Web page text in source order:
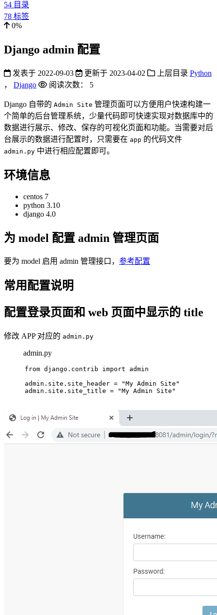
54 目录
78 标签
0%
Django admin 配置
发表于 2022-09-03 更新于 2023-04-02 上层目录 Python
， Django 阅读次数： 5
Django 自带的 Admin Site 管理页面可以方便用户快速构建一
个简单的后台管理系统，少量代码即可快速实现对数据库中的
数据进行展示、修改、保存的可视化页面和功能。当需要对后
台展示的数据进行配置时，只需要在 app 的代码文件
admin.py 中进行相应配置即可。
环境信息
centos 7
python 3.10
django 4.0
为 model 配置 admin 管理页面
要为 model 启用 admin 管理接口， 参考配置
常用配置说明
配置登录页面和 web 页面中显示的 title
修改 APP 对应的 admin.py
admin.py
from django.contrib import admin
admin.site.site_header = "My Admin Site"
admin.site.site_title = "My Admin Site"